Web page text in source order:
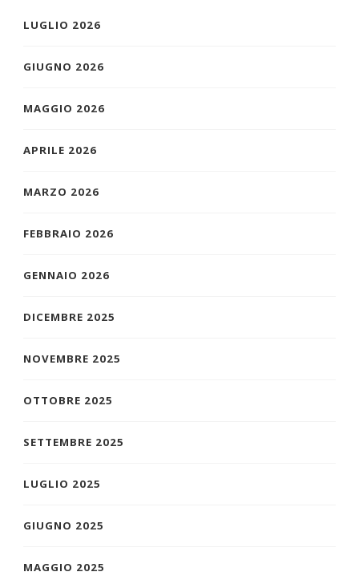
LUGLIO 2026
GIUGNO 2026
MAGGIO 2026
APRILE 2026
MARZO 2026
FEBBRAIO 2026
GENNAIO 2026
DICEMBRE 2025
NOVEMBRE 2025
OTTOBRE 2025
SETTEMBRE 2025
LUGLIO 2025
GIUGNO 2025
MAGGIO 2025